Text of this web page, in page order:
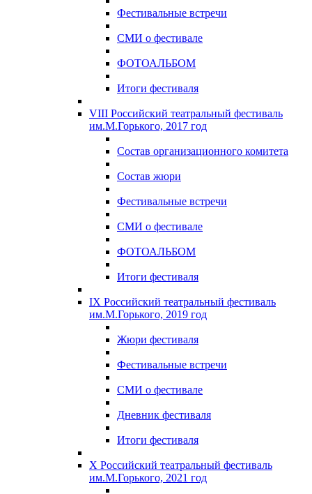
Фестивальные встречи
СМИ о фестивале
ФОТОАЛЬБОМ
Итоги фестиваля
VIII Российский театральный фестиваль
им.М.Горького, 2017 год
Состав организационного комитета
Состав жюри
Фестивальные встречи
СМИ о фестивале
ФОТОАЛЬБОМ
Итоги фестиваля
IX Российский театральный фестиваль
им.М.Горького, 2019 год
Жюри фестиваля
Фестивальные встречи
СМИ о фестивале
Дневник фестиваля
Итоги фестиваля
X Российский театральный фестиваль
им.М.Горького, 2021 год